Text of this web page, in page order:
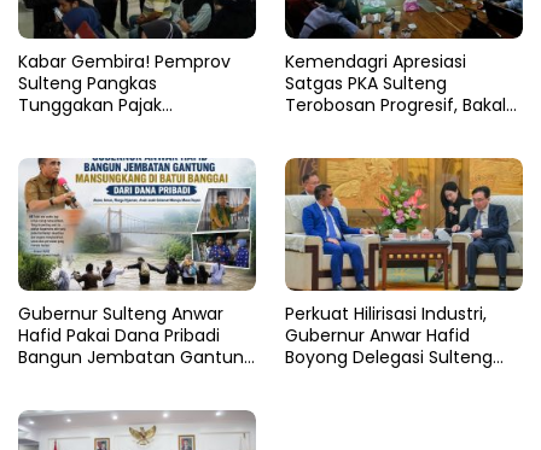
Kabar Gembira! Pemprov
Sulteng Pangkas
Tunggakan Pajak
Kemendagri Apresiasi
Satgas PKA Sulteng
Terobosan Progresif, Bakal
Gubernur Sulteng Anwar
Hafid Pakai Dana Pribadi
Bangun Jembatan Gantung
Perkuat Hilirisasi Industri,
Gubernur Anwar Hafid
Boyong Delegasi Sulteng